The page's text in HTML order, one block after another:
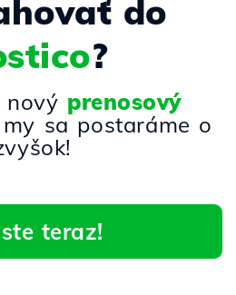
do
?
nový prenosový
sa postaráme o
teraz!